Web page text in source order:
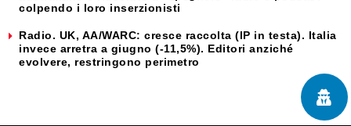
colpendo i loro inserzionisti
Radio. UK, AA/WARC: cresce raccolta (IP in testa). Italia
invece arretra a giugno (-11,5%). Editori anziché
evolvere, restringono perimetro